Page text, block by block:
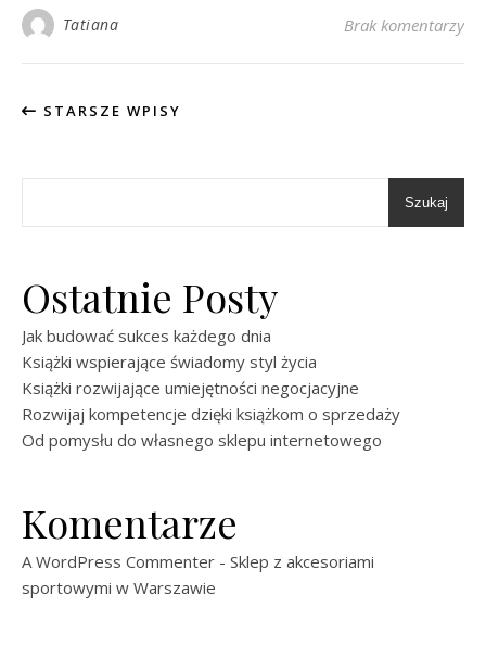
Tatiana Brak komentarzy
STARSZE WPISY
Szukaj
Ostatnie Posty
Jak budować sukces każdego dnia
Książki wspierające świadomy styl życia
Książki rozwijające umiejętności negocjacyjne
Rozwijaj kompetencje dzięki książkom o sprzedaży
Od pomysłu do własnego sklepu internetowego
Komentarze
A WordPress Commenter - Sklep z akcesoriami
sportowymi w Warszawie